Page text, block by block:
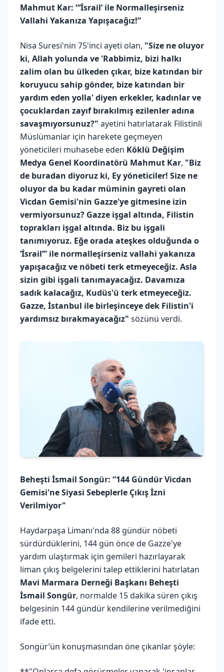
Mahmut Kar: “‘İsrail’ ile Normalleşirseniz
Vallahi Yakanıza Yapışacağız!”
Nisa Suresi'nin 75'inci ayeti olan, "Size ne oluyor
ki, Allah yolunda ve 'Rabbimiz, bizi halkı
zalim olan bu ülkeden çıkar, bize katından bir
koruyucu sahip gönder, bize katından bir
yardım eden yolla' diyen erkekler, kadınlar ve
çocuklardan zayıf bırakılmış ezilenler adına
savaşmıyorsunuz?" ayetini hatırlatarak Filistinli
Müslümanlar için harekete geçmeyen
yöneticileri muhasebe eden Köklü Değişim
Medya Genel Koordinatörü Mahmut Kar, "Biz
de buradan diyoruz ki, Ey yöneticiler! Size ne
oluyor da bu kadar müminin gayreti olan
Vicdan Gemisi'nin Gazze'ye gitmesine izin
vermiyorsunuz? Gazze işgal altında, Filistin
toprakları işgal altında. Biz bu işgali
tanımıyoruz. Eğe orada ateşkes olduğunda o
‘İsrail’” ile normalleşirseniz vallahi yakanıza
yapışacağız ve nöbeti terk etmeyeceğiz. Asla
sizin gibi işgali tanımayacağız. Davamıza
sadık kalacağız, Kudüs'ü terk etmeyeceğiz.
Gazze, İstanbul ile birleşinceye dek Filistin'i
yardımsız bırakmayacağız" sözünü verdi.
Beheşti İsmail Songür: “144 Gündür Vicdan
Gemisi'ne Siyasi Sebeplerle Çıkış İzni
Verilmiyor"
Haydarpaşa Limanı'nda 88 gündür nöbeti
sürdürdüklerini, 144 gün önce de Gazze'ye
yardım ulaştırmak için gemileri hazırlayarak
liman çıkış belgelerini talep ettiklerini hatırlatan
Mavi Marmara Derneği Başkanı Beheşti
İsmail Songür, normalde 15 dakika süren çıkış
belgesinin 144 gündür kendilerine verilmediğini
ifade etti.
Songür’ün konuşmasından öne çıkanlar şöyle: